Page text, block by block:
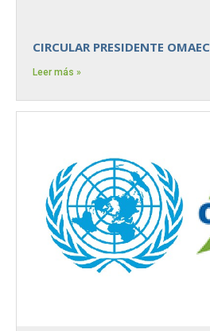
CIRCULAR PRESIDENTE OMAEC
Leer más »